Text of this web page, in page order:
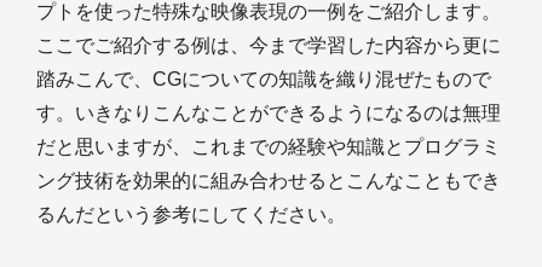
プトを使った特殊な映像表現の一例をご紹介します。
ここでご紹介する例は、今まで学習した内容から更に
踏みこんで、CGについての知識を織り混ぜたもので
す。いきなりこんなことができるようになるのは無理
だと思いますが、これまでの経験や知識とプログラミ
ング技術を効果的に組み合わせるとこんなこともでき
るんだという参考にしてください。